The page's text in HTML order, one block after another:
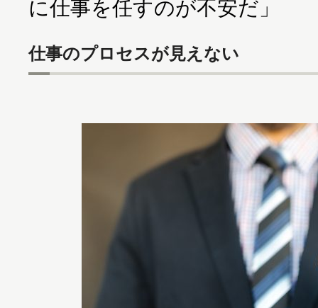
に仕事を任すのが不安だ」
仕事のプロセスが見えない